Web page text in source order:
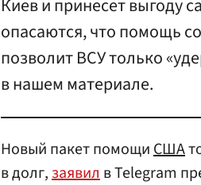
Киев и принесет выгоду
опасаются, что помощь
позволит ВСУ только
в нашем материале.
Новый пакет помощиСША
в долг,заявилв Telegram